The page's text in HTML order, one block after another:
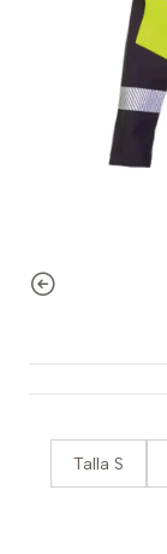
Talla S